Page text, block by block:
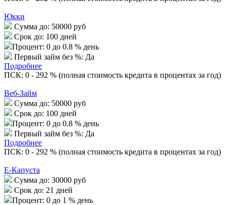
Юкки
Сумма до: 50000 руб
Срок до: 100 дней
Процент: 0 до 0.8 % день
Первый займ без %: Да
Подробнее
ПСК: 0 - 292 % (полная стоимость кредита в процентах за год)
Веб-Займ
Сумма до: 50000 руб
Срок до: 100 дней
Процент: 0 до 0.8 % день
Первый займ без %: Да
Подробнее
ПСК: 0 - 292 % (полная стоимость кредита в процентах за год)
Е-Капуста
Сумма до: 30000 руб
Срок до: 21 дней
Процент: 0 до 1 % день